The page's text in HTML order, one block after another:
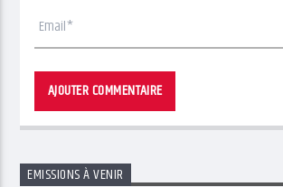
EMISSIONS À VENIR